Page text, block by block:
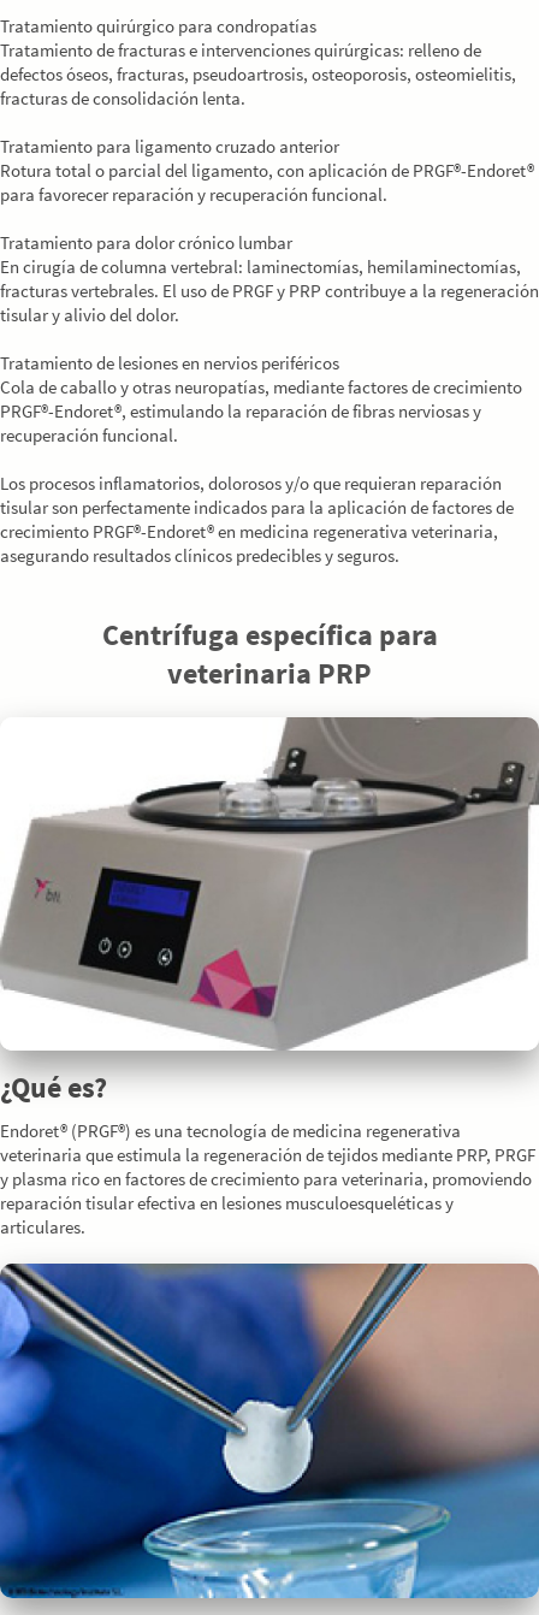
Tratamiento quirúrgico para condropatías
Tratamiento de fracturas e intervenciones quirúrgicas: relleno de
defectos óseos, fracturas, pseudoartrosis, osteoporosis, osteomielitis,
fracturas de consolidación lenta.
Tratamiento para ligamento cruzado anterior
Rotura total o parcial del ligamento, con aplicación de PRGF®-Endoret®
para favorecer reparación y recuperación funcional.
Tratamiento para dolor crónico lumbar
En cirugía de columna vertebral: laminectomías, hemilaminectomías,
fracturas vertebrales. El uso de PRGF y PRP contribuye a la regeneración
tisular y alivio del dolor.
Tratamiento de lesiones en nervios periféricos
Cola de caballo y otras neuropatías, mediante factores de crecimiento
PRGF®-Endoret®, estimulando la reparación de fibras nerviosas y
recuperación funcional.
Los procesos inflamatorios, dolorosos y/o que requieran reparación
tisular son perfectamente indicados para la aplicación de factores de
crecimiento PRGF®-Endoret® en medicina regenerativa veterinaria,
asegurando resultados clínicos predecibles y seguros.
Centrífuga específica para
veterinaria PRP
¿Qué es?
Endoret® (PRGF®) es una tecnología de medicina regenerativa
veterinaria que estimula la regeneración de tejidos mediante PRP, PRGF
y plasma rico en factores de crecimiento para veterinaria, promoviendo
reparación tisular efectiva en lesiones musculoesqueléticas y
articulares.